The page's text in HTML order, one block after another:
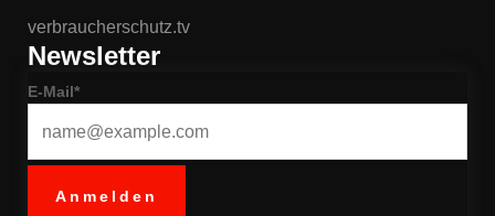
verbraucherschutz.tv
Newsletter
E-Mail*
Anmelden